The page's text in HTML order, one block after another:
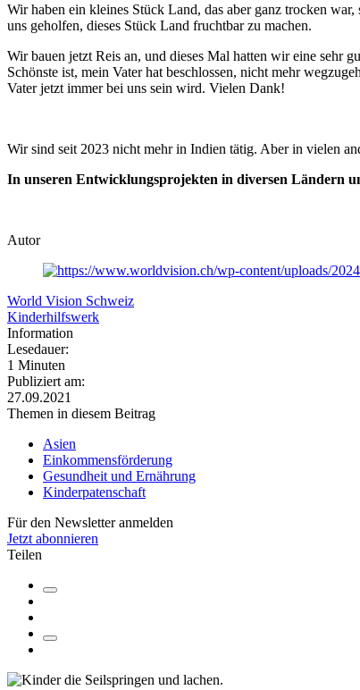
Wir haben ein kleines Stück Land, das aber ganz trocken
uns geholfen, dieses Stück Land fruchtbar zu machen.
Wir bauen jetzt Reis an, und dieses Mal hatten wir eine sehr
Schönste ist, mein Vater hat beschlossen, nicht mehr
Vater jetzt immer bei uns sein wird. Vielen Dank!
Wir sind seit 2023 nicht mehr in Indien tätig. Aber in vielen
In unseren Entwicklungsprojekten in diversen Ländern
Autor
World Vision Schweiz
Kinderhilfswerk
Information
Lesedauer:
1 Minuten
Publiziert am:
27.09.2021
Themen in diesem Beitrag
Asien
Einkommensförderung
Gesundheit und Ernährung
Kinderpatenschaft
Für den Newsletter anmelden
Jetzt abonnieren
Teilen